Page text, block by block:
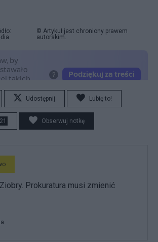
© Artykuł jest chroniony prawem
autorskim.
Udostępnij Lubię to!
21 Obserwuj notkę
Prokuratura musi zmienić